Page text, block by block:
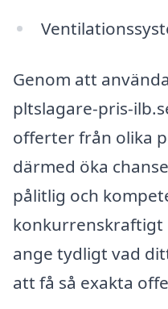
Genom att
pltslagare-pris-
offerter från olika
därmed öka
pålitlig och
konkurrenskraftigt
ange tydligt vad
att få så exakta